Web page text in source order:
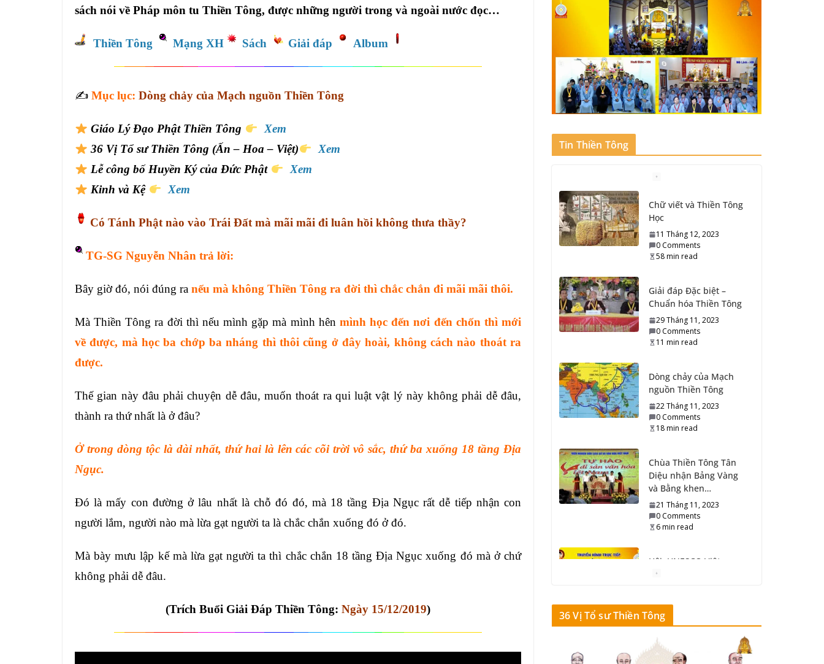
sách nói về Pháp môn tu Thiền Tông, được những người trong và ngoài nước đọc…
Thiền Tông Mạng XH Sách Giải đáp Album
✍️ Mục lục: Dòng chảy của Mạch nguồn Thiền Tông
Giáo Lý Đạo Phật Thiền Tông
Xem
36 Vị Tổ sư Thiền Tông (Ấn – Hoa – Việt)
Xem
Lễ công bố Huyền Ký của Đức Phật
Xem
Kinh và Kệ
Xem
Có Tánh Phật nào vào Trái Đất mà mãi mãi đi luân hồi không thưa thầy?
TG-SG Nguyễn Nhân trả lời:
Bây giờ đó, nói đúng ra nếu mà không Thiền Tông ra đời thì chắc chắn đi mãi mãi thôi.
Mà Thiền Tông ra đời thì nếu mình gặp mà mình hên mình học đến nơi đến chốn thì mới
về được, mà học ba chớp ba nháng thì thôi cũng ở đây hoài, không cách nào thoát ra
được.
Thế gian này đâu phải chuyện dễ đâu, muốn thoát ra qui luật vật lý này không phải dễ đâu,
thành ra thứ nhất là ở đâu?
Ở trong dòng tộc là dài nhất, thứ hai là lên các cõi trời vô sắc, thứ ba xuống 18 tầng Địa
Ngục.
Đó là mấy con đường ở lâu nhất là chỗ đó đó, mà 18 tầng Địa Ngục rất dễ tiếp nhận con
người lắm, người nào mà lừa gạt người ta là chắc chắn xuống đó ở đó.
Mà bày mưu lập kế mà lừa gạt người ta thì chắc chắn 18 tầng Địa Ngục xuống đó mà ở chứ
không phải dễ đâu.
(Trích Buổi Giải Đáp Thiền Tông: Ngày 15/12/2019)
Tin Thiền Tông
Chữ viết và Thiền Tông
Học
11 Tháng 12, 2023
0 Comments
58 min read
Giải đáp Đặc biệt –
Chuẩn hóa Thiền Tông
29 Tháng 11, 2023
0 Comments
11 min read
Dòng chảy của Mạch
nguồn Thiền Tông
22 Tháng 11, 2023
0 Comments
18 min read
Chùa Thiền Tông Tân
Diệu nhận Bảng Vàng
và Bằng khen…
21 Tháng 11, 2023
0 Comments
6 min read
Hội: UNESCO Việt
Nam, Di Sản Văn Hóa
21 Tháng 11, 2023
0 Comments
6 min read
Lễ đón nhận: Giấy
36 Vị Tổ sư Thiền Tông